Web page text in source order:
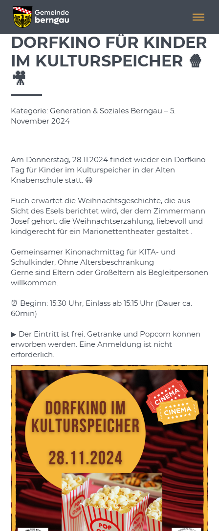
Menü überspringen
Menü überspringen
DORFKINO FÜR KINDER
IM KULTURSPEICHER 🍿
🎥
Kategorie: Generation & Soziales Berngau – 5.
November 2024
Am Donnerstag, 28.11.2024 findet wieder ein Dorfkino-
Tag für Kinder im Kulturspeicher in der Alten
Knabenschule statt. 😃
Euch erwartet die Weihnachtsgeschichte, die aus
Sicht des Esels berichtet wird, der dem Zimmermann
Josef gehört: die Weihnachtserzählung, liebevoll und
kindgerecht für ein Marionettentheater gestaltet .
Gemeinsamer Kinonachmittag für KITA- und
Schulkinder, Ohne Altersbeschränkung
Gerne sind Eltern oder Großeltern als Begleitpersonen
willkommen.
⏰ Beginn: 15:30 Uhr, Einlass ab 15:15 Uhr (Dauer ca.
60min)
▶ Der Eintritt ist frei. Getränke und Popcorn können
erworben werden. Eine Anmeldung ist nicht
erforderlich.